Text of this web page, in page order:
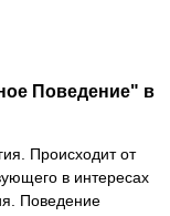
Поведение" в
Происходит от
в интересах
Поведение